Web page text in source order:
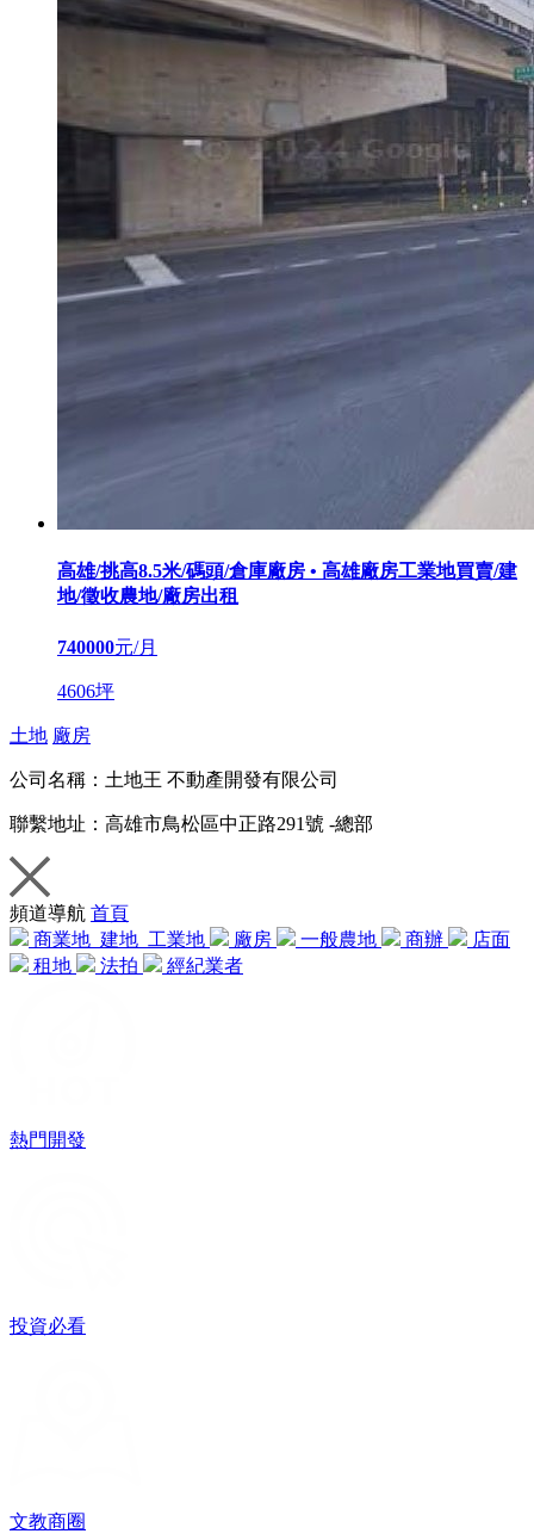
高雄/挑高8.5米/碼頭/倉庫廠房 • 高雄廠房工業地買賣/建
地/徵收農地/廠房出租
740000元/月
4606坪
土地 廠房
公司名稱： 土地王 不動產開發有限公司
聯繫地址： 高雄市鳥松區中正路291號 -總部
頻道導航 首頁
商業地 建地 工業地 廠房 一般農地 商辦
店面
租地
法拍 經紀業者
熱門開發
投資必看
文教商圈